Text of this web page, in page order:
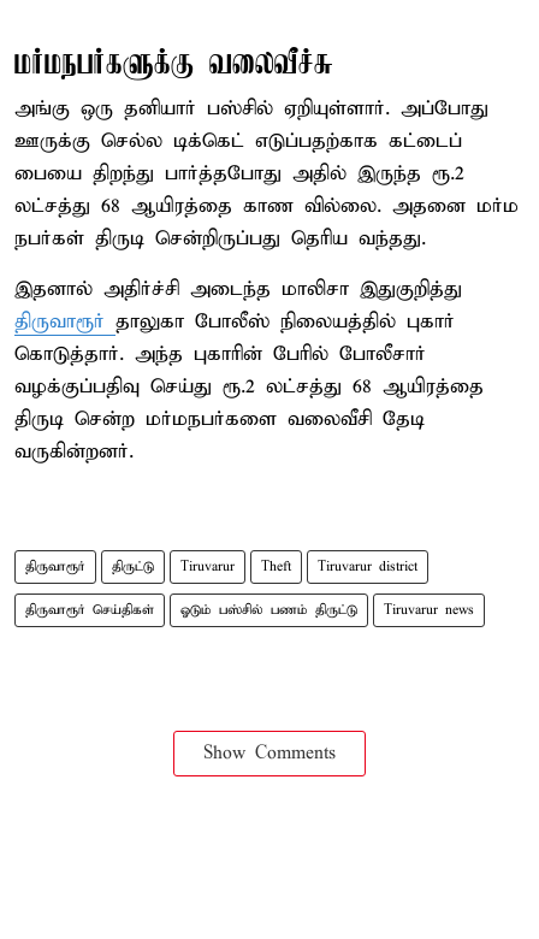
மர்மநபர்களுக்கு வலைவீச்சு
அங்கு ஒரு தனியார் பஸ்சில் ஏறியுள்ளார். அப்போது
ஊருக்கு செல்ல டிக்கெட் எடுப்பதற்காக கட்டைப்
பையை திறந்து பார்த்தபோது அதில் இருந்த ரூ.2
லட்சத்து 68 ஆயிரத்தை காண வில்லை. அதனை மர்ம
நபர்கள் திருடி சென்றிருப்பது தெரிய வந்தது.
இதனால் அதிர்ச்சி அடைந்த மாலிசா இதுகுறித்து
திருவாரூர் தாலுகா போலீஸ் நிலையத்தில் புகார்
கொடுத்தார். அந்த புகாரின் பேரில் போலீசார்
வழக்குப்பதிவு செய்து ரூ.2 லட்சத்து 68 ஆயிரத்தை
திருடி சென்ற மர்மநபர்களை வலைவீசி தேடி
வருகின்றனர்.
திருவாரூர் திருட்டு Tiruvarur Theft Tiruvarur district
திருவாரூர் செய்திகள் ஓடும் பஸ்சில் பணம் திருட்டு Tiruvarur news
Show Comments